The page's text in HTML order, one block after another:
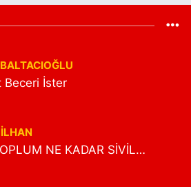
Beceri İster
NE KADAR SİVİL…